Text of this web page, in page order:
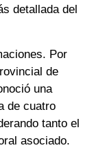
detallada del
Por
de
una
de cuatro
tanto el
asociado.